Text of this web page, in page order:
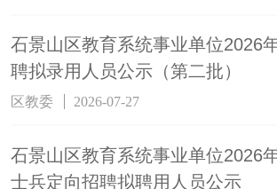
石景山区教育系统事业单位2026
聘拟录用人员公示（第二批）
区教委 2026-07-27
石景山区教育系统事业单位2026
士兵定向招聘拟聘用人员公示